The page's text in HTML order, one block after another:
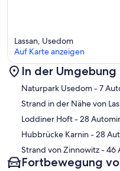
Lassan, Usedom
Auf Karte anzeigen
In der Umgebung
Naturpark Usedom- 7
Strand in der Nähe von
Loddiner Hoft- 28
Hubbrücke Karnin- 28
Strand von Zinnowitz- 46
Fortbewegung